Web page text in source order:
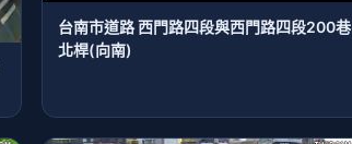
台南市道路 西門路四段與西門路四段200巷
北桿(向南)